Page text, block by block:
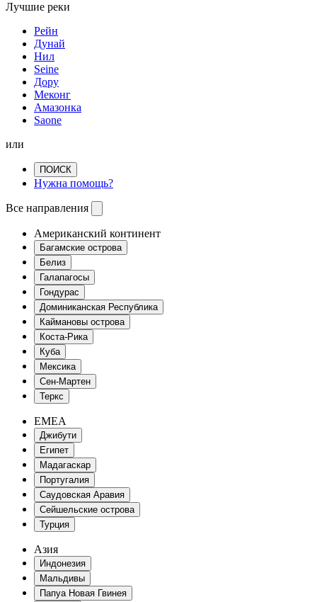
Лучшие реки
Рейн
Дунай
Нил
Seine
Дору
Меконг
Амазонка
Saone
или
ПОИСК
Нужна помощь?
Все направления
Американский континент
Багамские острова
Белиз
Галапагосы
Гондурас
Доминиканская Республика
Каймановы острова
Коста-Рика
Куба
Мексика
Сен-Мартен
Теркс
EMEA
Джибути
Египет
Мадагаскар
Португалия
Саудовская Аравия
Сейшельские острова
Турция
Азия
Индонезия
Мальдивы
Папуа Новая Гвинея